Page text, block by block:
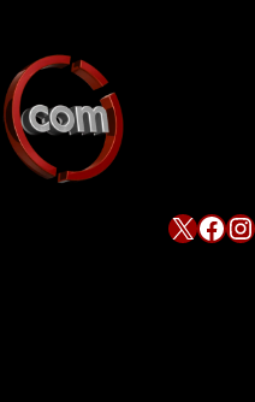
X Facebook Instagram